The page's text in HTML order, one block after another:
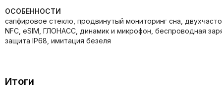
ОСОБЕННОСТИ
сапфировое стекло, продвинутый мониторинг сна,
NFC, eSIM, ГЛОНАСС, динамик и микрофон, беспроводная
защита IP68, имитация безеля
Итоги